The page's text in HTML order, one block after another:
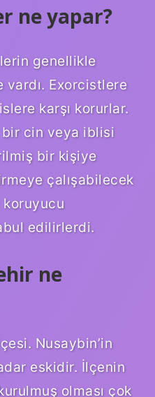
ne yapar?
genellikle
Exorcistlere
karşı korurlar.
cin veya iblisi
bir kişiye
çalışabilecek
koruyucu
edilirlerdi.
ne
Nusaybin’in
eskidir. İlçenin
olması çok